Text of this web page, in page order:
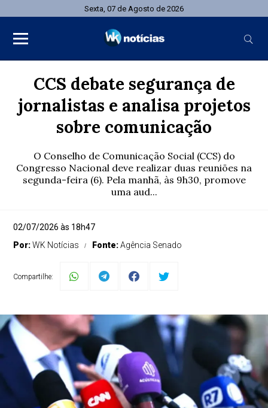
Sexta, 07 de Agosto de 2026
CCS debate segurança de
jornalistas e analisa projetos
sobre comunicação
O Conselho de Comunicação Social (CCS) do
Congresso Nacional deve realizar duas reuniões na
segunda-feira (6). Pela manhã, às 9h30, promove
uma aud...
02/07/2026 às 18h47
Por:WK Notícias Fonte:Agência Senado
Compartilhe: